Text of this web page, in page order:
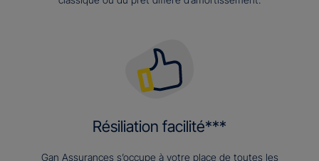
Résiliation facilité***
Gan Assurances s’occupe à votre place de toutes les